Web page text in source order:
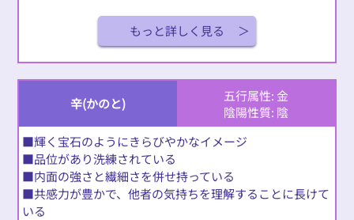
もっと詳しく見る
辛(かのと)
五行属性: 金
陰陽性質: 陰
■輝く宝石のようにきらびやかなイメージ
■品位があり洗練されている
■内面の強さと繊細さを併せ持っている
■共感力が豊かで、他者の気持ちを理解することに長けて
いる